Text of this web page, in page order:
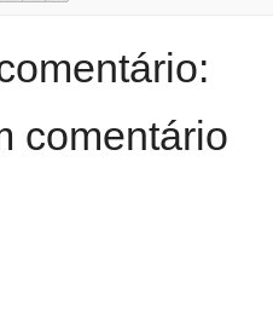
comentário